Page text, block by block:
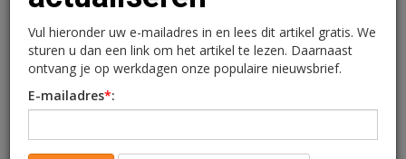
Gemeente gaat
splitsingsbeleid
actualiseren
Vul hieronder uw e-mailadres in en lees dit artikel gratis. We
sturen u dan een link om het artikel te lezen. Daarnaast
ontvang je op werkdagen onze populaire nieuwsbrief.
E-mailadres*: